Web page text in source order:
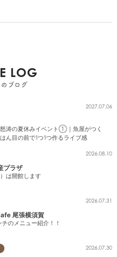
LOG
のブログ
2027.07.06
怒涛の夏休みイベント①｜魚屋がつく
ん目の前で1つ1つ作るライブ感
2026.08.10
プラザ
は開館します
2026.07.31
尾張横須賀
のメニュー紹介！！
2026.07.30